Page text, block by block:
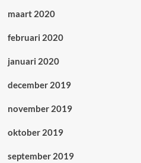
maart 2020
februari 2020
januari 2020
december 2019
november 2019
oktober 2019
september 2019